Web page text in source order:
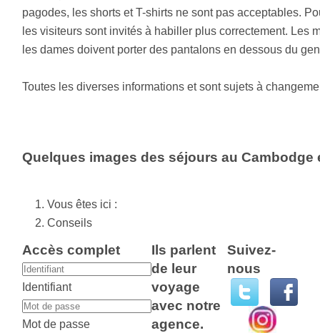
pagodes, les shorts et T-shirts ne sont pas acceptables.
les visiteurs sont invités à habiller plus correctement. Les
les dames doivent porter des pantalons en dessous du
Toutes les diverses informations et sont sujets à
Quelques images des séjours au Cambodge
Vous êtes ici :
Conseils
Accès complet
Identifiant
Mot de passe
Ils parlent
de leur
voyage
avec notre
agence.
Suivez-
nous